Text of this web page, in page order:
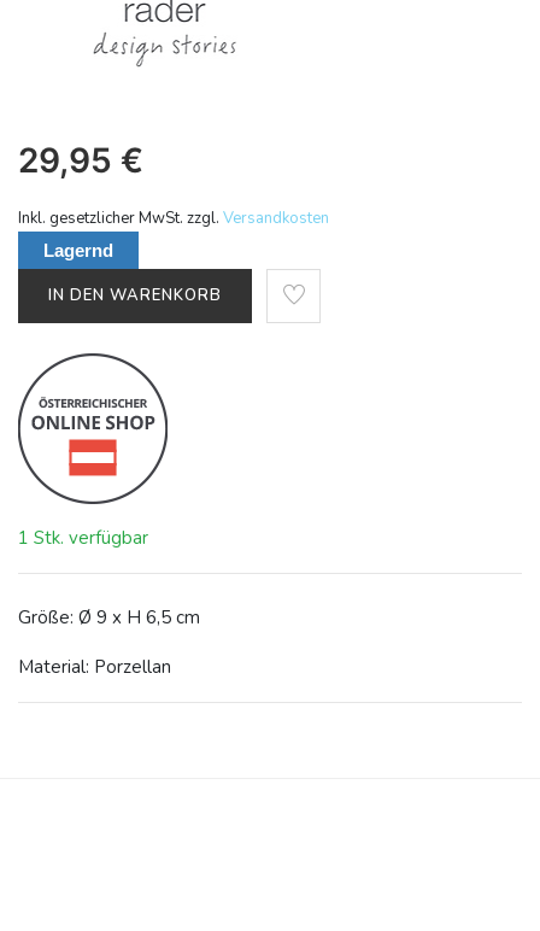
29,95 €
Inkl. gesetzlicher MwSt. zzgl. Versandkosten
Lagernd
IN DEN WARENKORB
1 Stk. verfügbar
Größe: Ø 9 x H 6,5 cm
Material: Porzellan